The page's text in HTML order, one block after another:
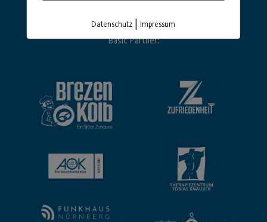
Basic Partner:
Datenschutz |Impressum